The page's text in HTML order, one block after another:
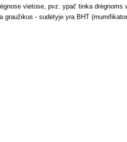
vietose, pvz. ypač tinka
- sudėtyje yra BHT